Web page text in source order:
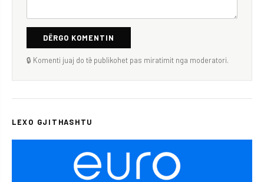
DËRGO KOMENTIN
🔒 Komenti juaj do të publikohet pas miratimit nga moderatori.
LEXO GJITHASHTU